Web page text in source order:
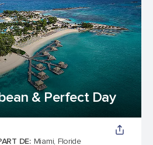
& Perfect Day
DE: Miami, Floride